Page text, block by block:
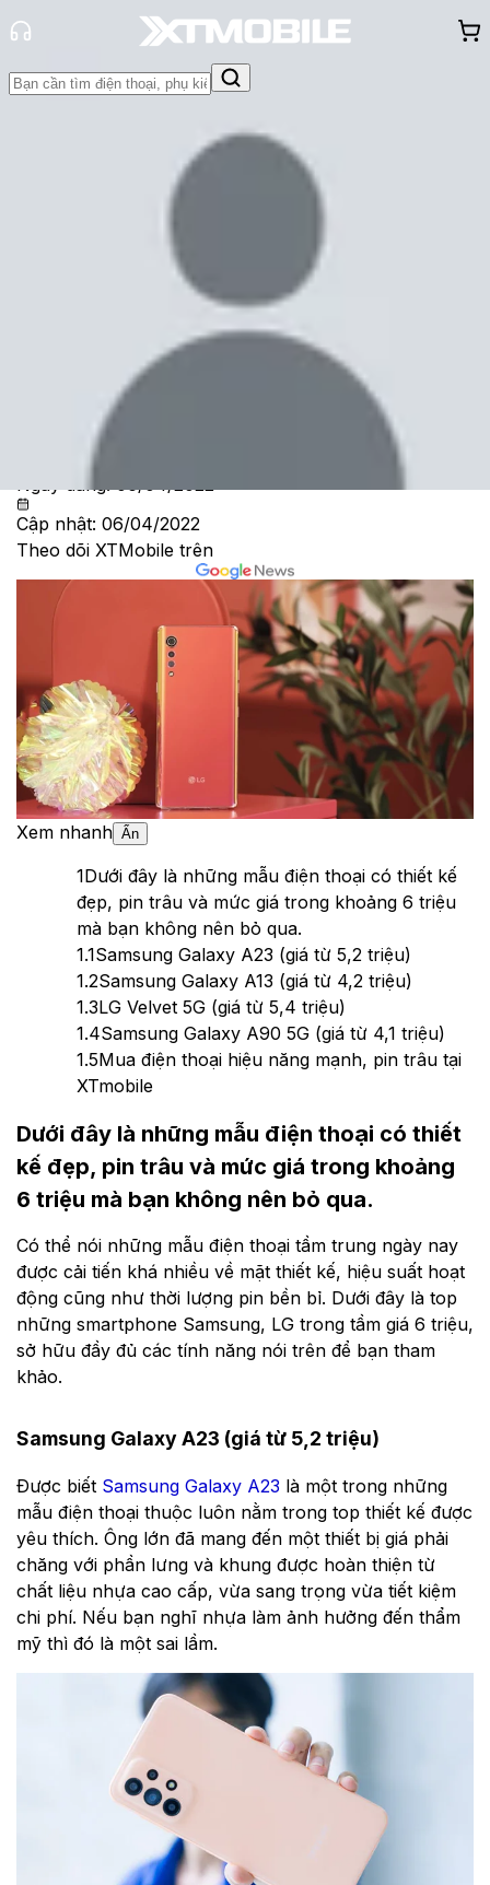
Đánh Giá - Trên Tay
Hỏi đáp Thông báo
Tầm giá 6 triệu nên mua
smartphone nào có thiết kế đẹp, pin
Cam Ngoan
Ngày đăng:06/04/2022
Cập nhật: 06/04/2022
Theo dõi XTMobile trên
Xem nhanh Ẩn
1Dưới đây là những mẫu điện thoại có thiết kế
đẹp, pin trâu và mức giá trong khoảng 6 triệu
mà bạn không nên bỏ qua.
1.1Samsung Galaxy A23 (giá từ 5,2 triệu)
1.2Samsung Galaxy A13 (giá từ 4,2 triệu)
1.3LG Velvet 5G (giá từ 5,4 triệu)
1.4Samsung Galaxy A90 5G (giá từ 4,1 triệu)
1.5Mua điện thoại hiệu năng mạnh, pin trâu tại
XTmobile
Dưới đây là những mẫu điện thoại có thiết
kế đẹp, pin trâu và mức giá trong khoảng
6 triệu mà bạn không nên bỏ qua.
Có thể nói những mẫu điện thoại tầm trung ngày nay
được cải tiến khá nhiều về mặt thiết kế, hiệu suất hoạt
động cũng như thời lượng pin bền bỉ. Dưới đây là top
những smartphone Samsung, LG trong tầm giá 6 triệu,
sở hữu đầy đủ các tính năng nói trên để bạn tham
khảo.
Samsung Galaxy A23 (giá từ 5,2 triệu)
Được biết Samsung Galaxy A23 là một trong những
mẫu điện thoại thuộc luôn nằm trong top thiết kế được
yêu thích. Ông lớn đã mang đến một thiết bị giá phải
chăng với phần lưng và khung được hoàn thiện từ
chất liệu nhựa cao cấp, vừa sang trọng vừa tiết kiệm
chi phí. Nếu bạn nghĩ nhựa làm ảnh hưởng đến thẩm
mỹ thì đó là một sai lầm.